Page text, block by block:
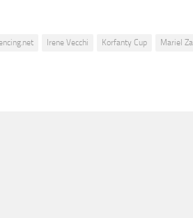
Irene Vecchi Korfanty Cup Mariel